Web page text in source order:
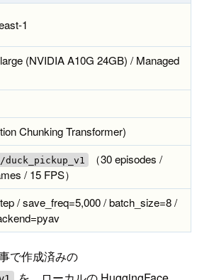
1
(NVIDIA A10G 24GB) / Managed
Chunking Transformer)
duck_pickup_v1
（30 episodes /
/ 15 FPS）
/ save_freq=5,000 / batch_size=8 /
で作成済みの